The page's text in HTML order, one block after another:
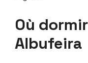
Où
Albufeira